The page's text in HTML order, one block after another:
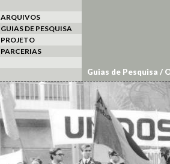
ARQUIVOS
GUIAS DE PESQUISA
PROJETO
PARCERIAS
Guias de Pesquisa /